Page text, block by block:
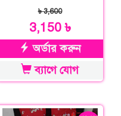
৳ 3,600
3,150 ৳
অর্ডার করুন
ব্যাগে যোগ